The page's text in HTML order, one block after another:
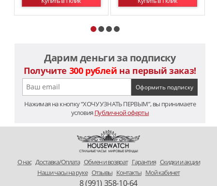
Дарим деньги за подписку
Получите 300 рублей на первый заказ!
Нажимая на кнопку “ХОЧУ УЗНАТЬ ПЕРВЫМ”, вы принимаете
условия Публичной оферты
O нас Доставка/Оплата Обмен и возврат Гарантия Скидки и акции
Наши часы на руке Отзывы Контакты Мой кабинет
8 (991) 358-10-64